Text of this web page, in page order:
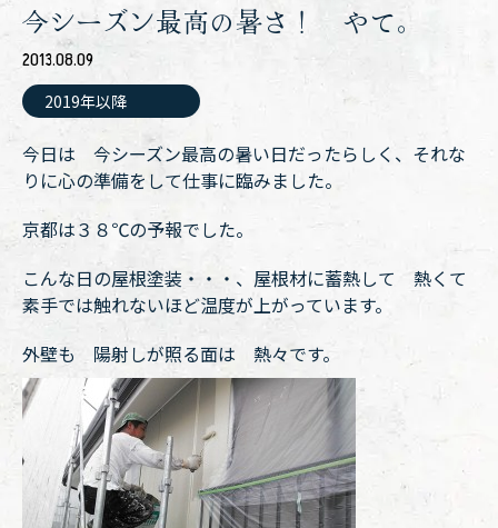
今シーズン最高の暑さ！ やて。
2013.08.09
2019年以降
今日は 今シーズン最高の暑い日だったらしく、それな
りに心の準備をして仕事に臨みました。
京都は３８℃の予報でした。
こんな日の屋根塗装・・・、屋根材に蓄熱して 熱くて
素手では触れないほど温度が上がっています。
外壁も 陽射しが照る面は 熱々です。